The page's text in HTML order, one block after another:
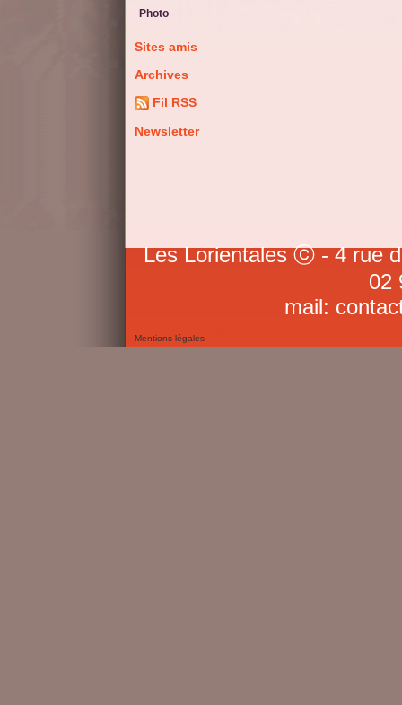
Photo
Sites amis
Archives
Fil RSS
Newsletter
Les Lorientales ⓒ - 4 rue
02
mail:
Mentions légales